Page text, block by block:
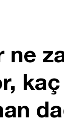
ne